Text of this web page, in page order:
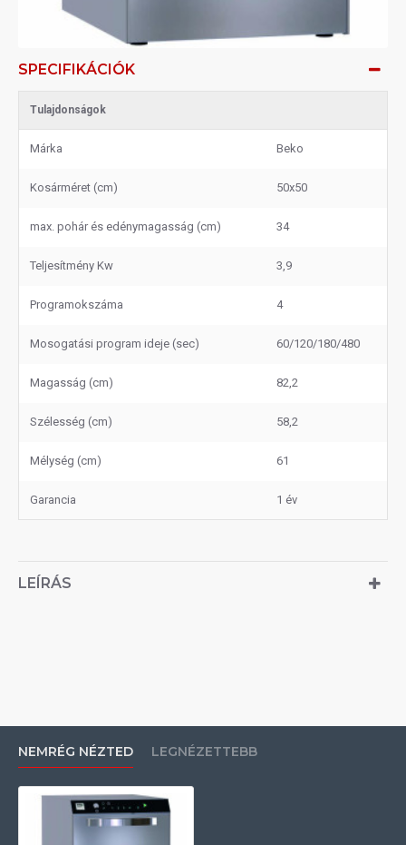
SPECIFIKÁCIÓK
Tulajdonságok
Márka Beko
Kosárméret (cm) 50x50
max. pohár és edénymagasság (cm) 34
Teljesítmény Kw 3,9
Programokszáma 4
Mosogatási program ideje (sec) 60/120/180/480
Magasság (cm) 82,2
Szélesség (cm) 58,2
Mélység (cm) 61
Garancia 1 év
LEÍRÁS
NEMRÉG NÉZTED LEGNÉZETTEBB